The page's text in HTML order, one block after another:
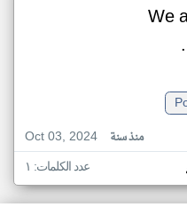
We
Oct 03, 2024
منذ سنة
عدد الكلمات: ١